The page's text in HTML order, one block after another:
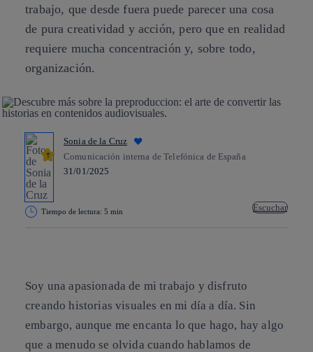
trabajo, que desde fuera puede parecer una cosa
de pura creatividad y acción, pero que en realidad
requiere mucha concentración y, sobre todo,
organización.
Sonia de la Cruz
Comunicación interna de Telefónica de España
31/01/2025
Tiempo de lectura: 5 min Escuchar
Soy una apasionada de mi trabajo y disfruto
creando historias visuales en mi día a día. Sin
embargo, aunque me encanta lo que hago, hay algo
que a menudo se olvida cuando hablamos de